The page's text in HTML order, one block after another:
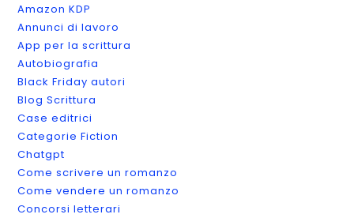
Amazon KDP
Annunci di lavoro
App per la scrittura
Autobiografia
Black Friday autori
Blog Scrittura
Case editrici
Categorie Fiction
Chatgpt
Come scrivere un romanzo
Come vendere un romanzo
Concorsi letterari